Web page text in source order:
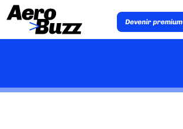
Devenir premium